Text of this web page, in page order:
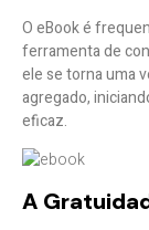
O eBook é
ferramenta de
ele se torna uma
agregado,
eficaz.
A